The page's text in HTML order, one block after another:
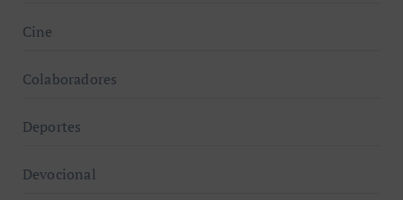
Cine
Colaboradores
Deportes
Devocional